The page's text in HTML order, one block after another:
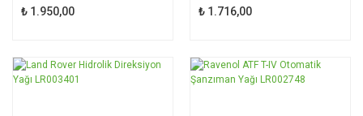
₺ 1.950,00 ₺ 1.716,00
TÜKENDİ